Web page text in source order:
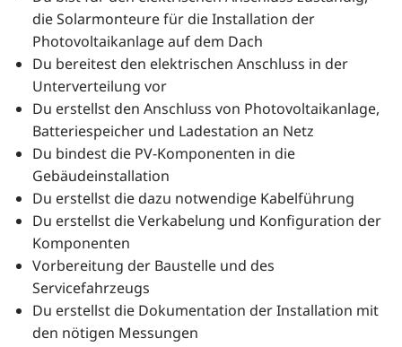
die Solarmonteure für die Installation der
Photovoltaikanlage auf dem Dach
Du bereitest den elektrischen Anschluss in der
Unterverteilung vor
Du erstellst den Anschluss von Photovoltaikanlage,
Batteriespeicher und Ladestation an Netz
Du bindest die PV-Komponenten in die
Gebäudeinstallation
Du erstellst die dazu notwendige Kabelführung
Du erstellst die Verkabelung und Konfiguration der
Komponenten
Vorbereitung der Baustelle und des
Servicefahrzeugs
Du erstellst die Dokumentation der Installation mit
den nötigen Messungen